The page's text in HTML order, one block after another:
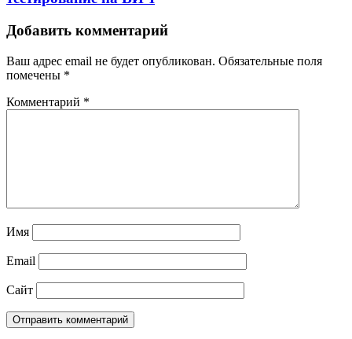
Добавить комментарий
Ваш адрес email не будет опубликован. Обязательные поля
помечены *
Комментарий *
Имя
Email
Сайт